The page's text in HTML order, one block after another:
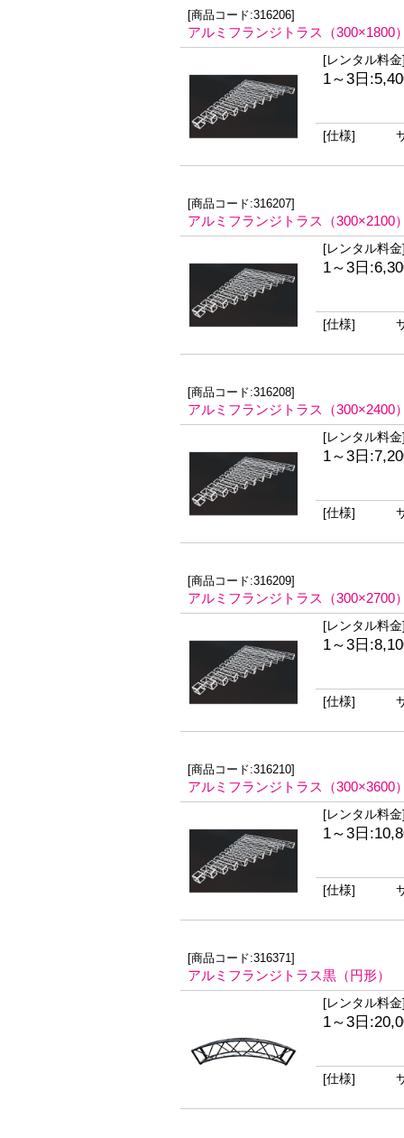
[商品コード:316206]
アルミフランジトラス（300×1800
[レンタル料
1～3日
[仕様]
[商品コード:316207]
アルミフランジトラス（300×2100
[レンタル料
1～3日
[仕様]
[商品コード:316208]
アルミフランジトラス（300×2400
[レンタル料
1～3日
[仕様]
[商品コード:316209]
アルミフランジトラス（300×2700
[レンタル料
1～3日
[仕様]
[商品コード:316210]
アルミフランジトラス（300×3600
[レンタル料
1～3日
[仕様]
[商品コード:316371]
アルミフランジトラス黒（円形）
[レンタル料
1～3日
[仕様]